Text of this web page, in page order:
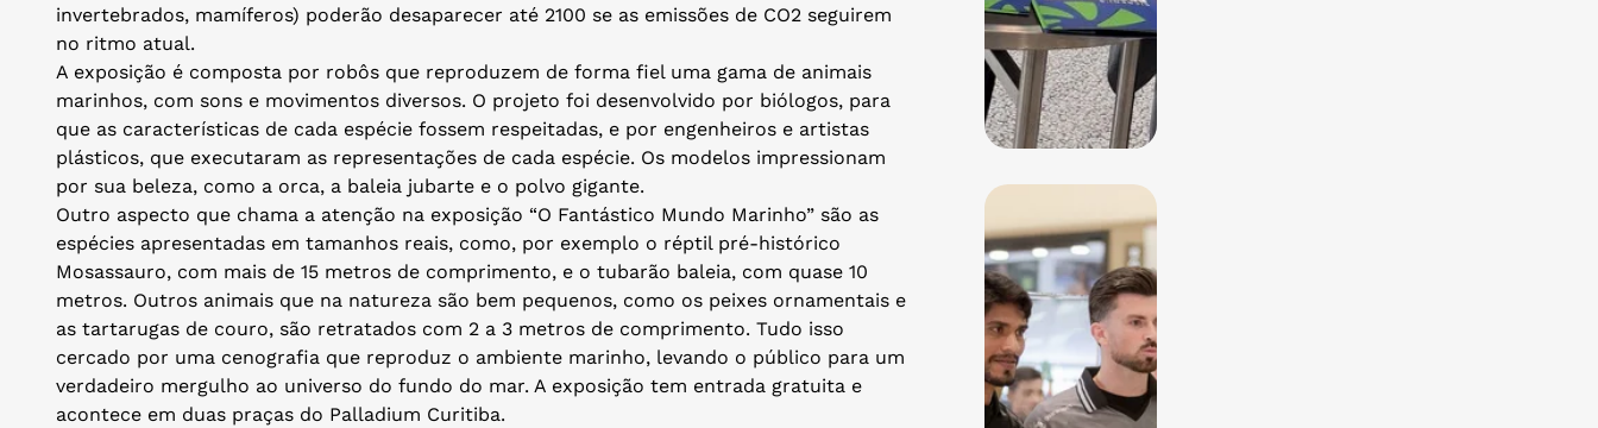
invertebrados, mamíferos) poderão desaparecer até 2100 se as emissões de CO2 seguirem
no ritmo atual.
A exposição é composta por robôs que reproduzem de forma fiel uma gama de animais
marinhos, com sons e movimentos diversos. O projeto foi desenvolvido por biólogos, para
que as características de cada espécie fossem respeitadas, e por engenheiros e artistas
plásticos, que executaram as representações de cada espécie. Os modelos impressionam
por sua beleza, como a orca, a baleia jubarte e o polvo gigante.
Outro aspecto que chama a atenção na exposição “O Fantástico Mundo Marinho” são as
espécies apresentadas em tamanhos reais, como, por exemplo o réptil pré-histórico
Mosassauro, com mais de 15 metros de comprimento, e o tubarão baleia, com quase 10
metros. Outros animais que na natureza são bem pequenos, como os peixes ornamentais e
as tartarugas de couro, são retratados com 2 a 3 metros de comprimento. Tudo isso
cercado por uma cenografia que reproduz o ambiente marinho, levando o público para um
verdadeiro mergulho ao universo do fundo do mar. A exposição tem entrada gratuita e
acontece em duas praças do Palladium Curitiba.